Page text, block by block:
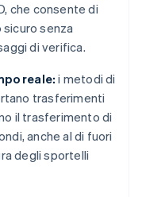
che consente di
senza
di verifica.
reale: i metodi di
trasferimenti
il trasferimento di
anche al di fuori
degli sportelli